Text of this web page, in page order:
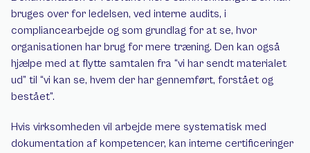
bruges over for ledelsen, ved interne audits, i
compliancearbejde og som grundlag for at se, hvor
organisationen har brug for mere træning. Den kan også
hjælpe med at flytte samtalen fra “vi har sendt materialet
ud” til “vi kan se, hvem der har gennemført, forstået og
bestået”.
Hvis virksomheden vil arbejde mere systematisk med
dokumentation af kompetencer, kan interne certificeringer